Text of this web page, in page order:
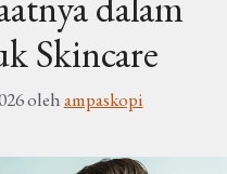
Skincare
olehampaskopi